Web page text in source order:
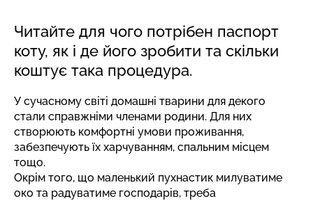
Читайте для чого потрібен паспорт
коту, як і де його зробити та скільки
коштує така процедура.
У сучасному світі домашні тварини для декого
стали справжніми членами родини. Для них
створюють комфортні умови проживання,
забезпечують їх харчуванням, спальним місцем
тощо.
Окрім того, що маленький пухнастик милуватиме
око та радуватиме господарів, треба